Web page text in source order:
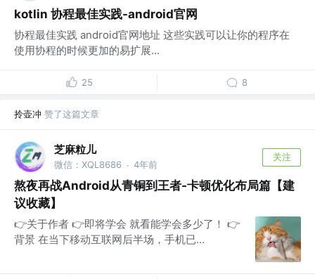
kotlin 协程最佳实践-android官网
协程最佳实践 android官网地址 这些实践可以让你的程序在
使用协程的时候更加的易扩展...
25 8
拎壶冲 赞了这篇文章
芝麻粒儿
微信：XQL8686 · 4年前
关注
熬夜再战Android从青铜到王者-卡顿优化布局篇【建
议收藏】
👉关于作者 👉即将学会 就看能学会多少了！ 👉
背景 在当下移动互联网后半场，手机已...